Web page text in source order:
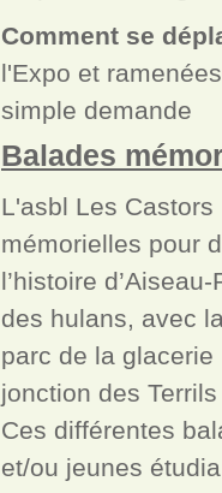
Comment se
l'Expo et
simple demande
Balades
L'asbl Les
mémorielles pour
l’histoire
des hulans, avec
parc de la glacerie
jonction des
Ces différentes
et/ou jeunes